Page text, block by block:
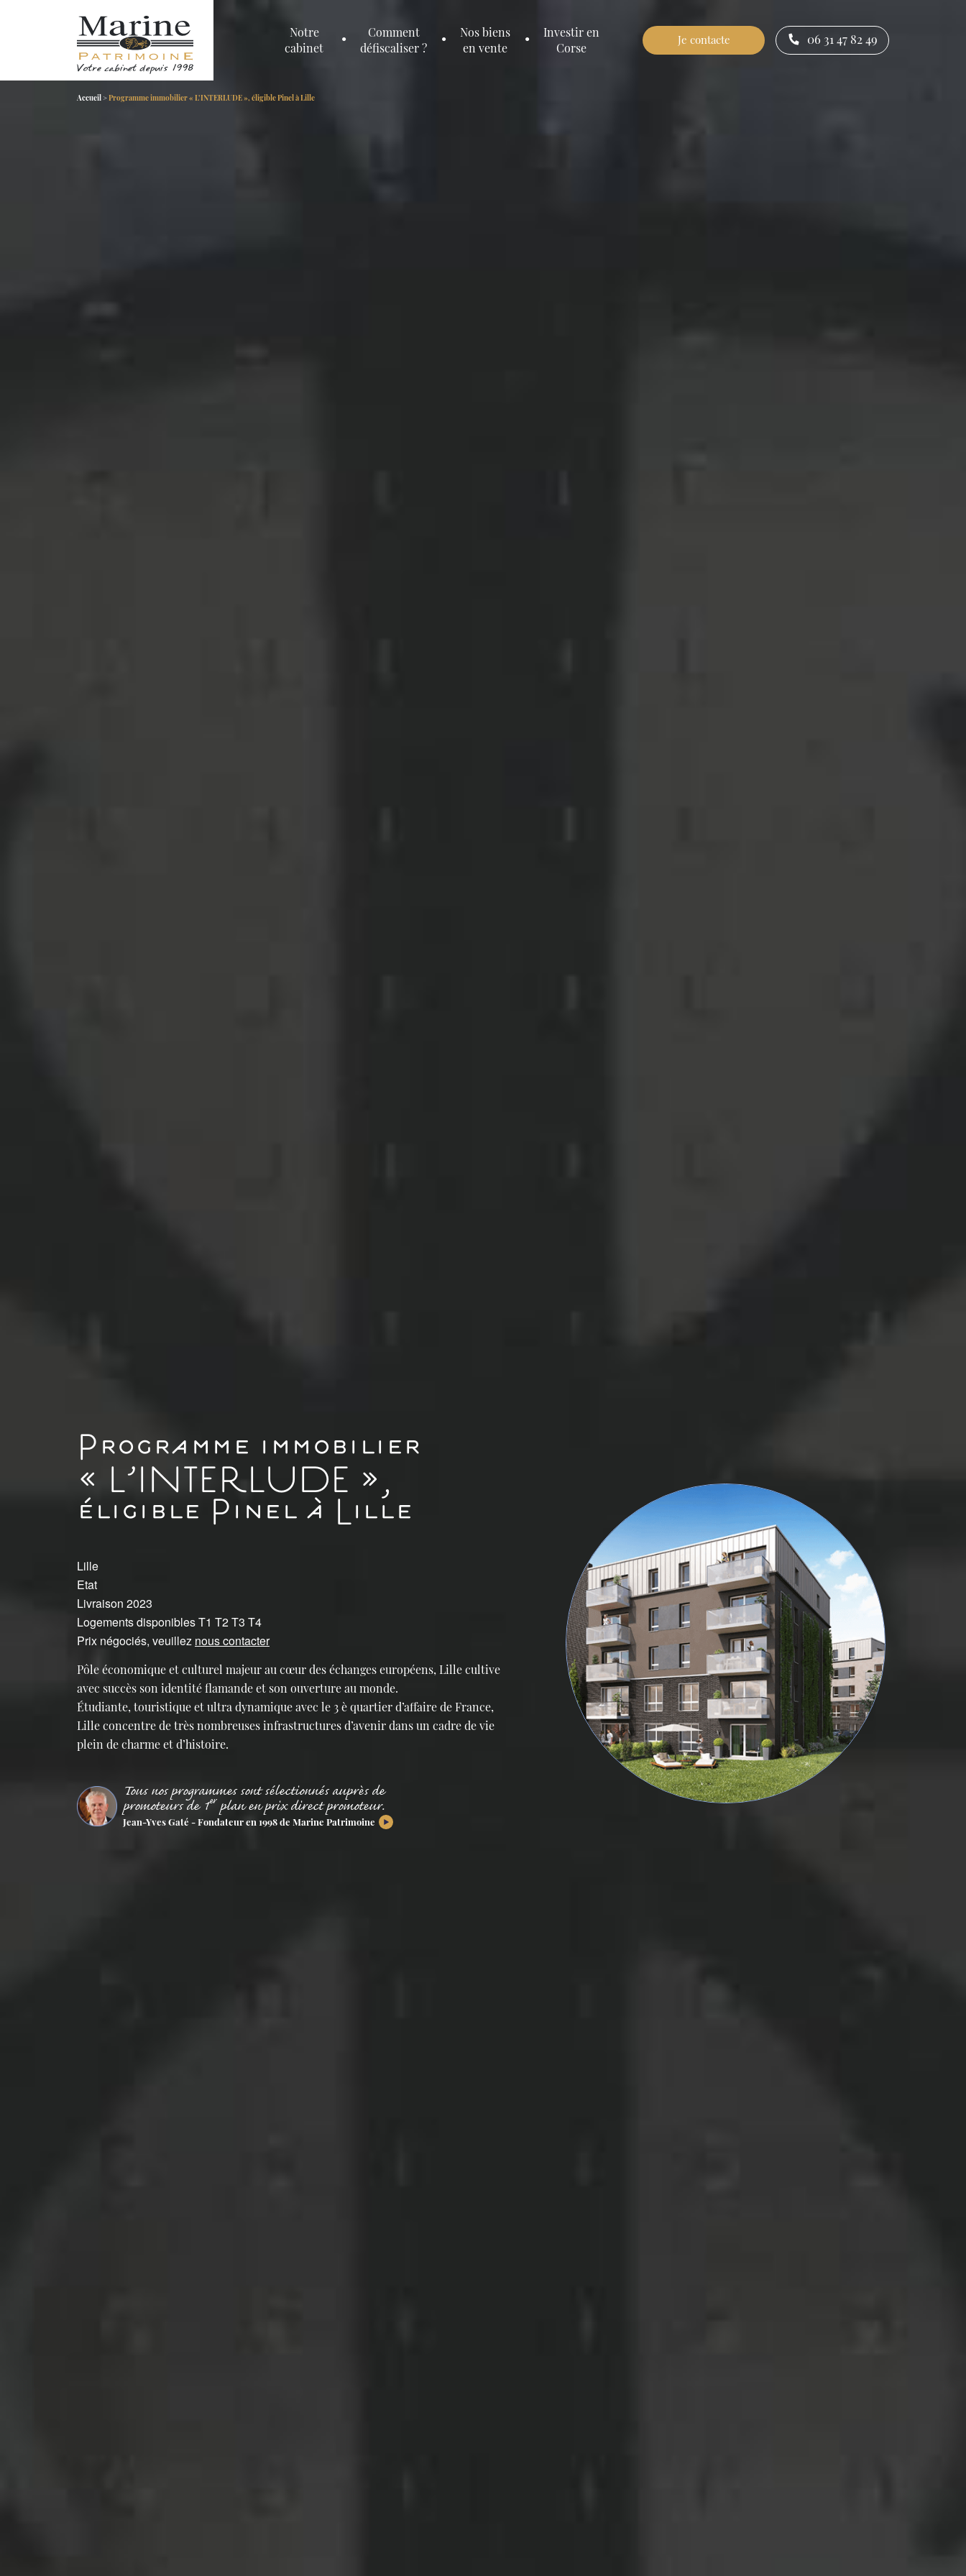
06 31 47 82 49
Je contacte
Notre
cabinet
Comment
défiscaliser ?
Nos biens
en vente
Investir en
Corse
Accueil >Programme immobilier « L’INTERLUDE », éligible Pinel à Lille
Programme immobilier
« L’INTERLUDE »,
éligible Pinel à Lille
Lille
Etat
Livraison 2023
Logements disponibles T1 T2 T3 T4
Prix négociés, veuillez nous contacter
Pôle économique et culturel majeur au cœur des échanges européens, Lille cultive
avec succès son identité flamande et son ouverture au monde.
Étudiante, touristique et ultra dynamique avec le 3 è quartier d’affaire de France,
Lille concentre de très nombreuses infrastructures d’avenir dans un cadre de vie
plein de charme et d’histoire.
Tous nos programmes sont sélectionnés auprès de
promoteurs de 1erplan en prix direct promoteur.
Jean-Yves Gaté - Fondateur en 1998 de Marine Patrimoine